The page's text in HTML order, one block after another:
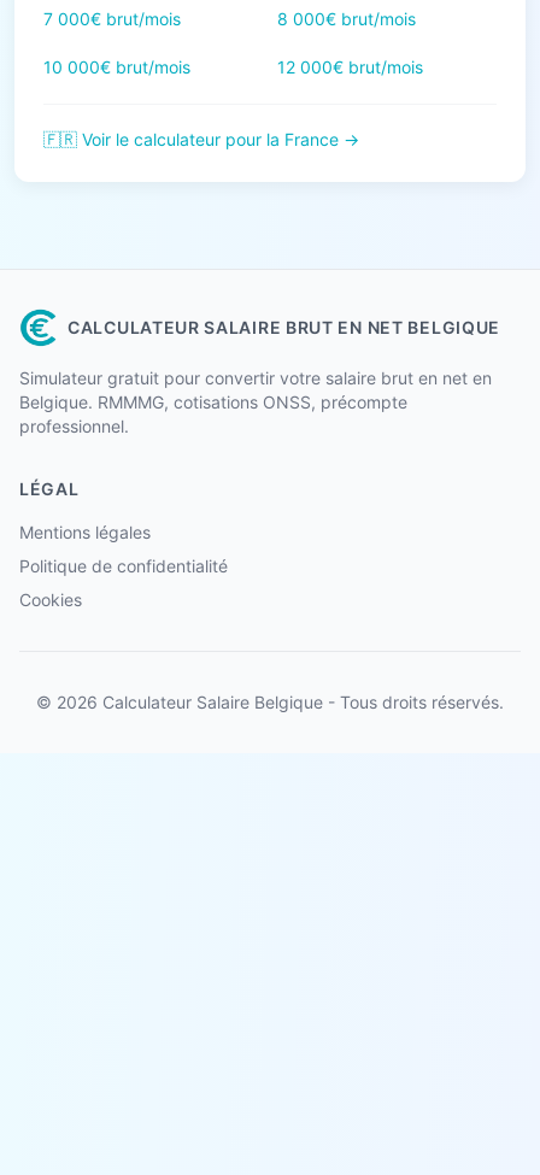
7 000€ brut/mois 8 000€ brut/mois
10 000€ brut/mois 12 000€ brut/mois
🇫🇷 Voir le calculateur pour la France →
CALCULATEUR SALAIRE BRUT EN NET BELGIQUE
Simulateur gratuit pour convertir votre salaire brut en net en
Belgique. RMMMG, cotisations ONSS, précompte
professionnel.
LÉGAL
Mentions légales
Politique de confidentialité
Cookies
© 2026 Calculateur Salaire Belgique - Tous droits réservés.